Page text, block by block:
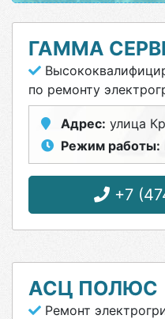
ГАММА
по ремонту
Адрес: улица
Режим работы:
+7
АСЦ ПОЛЮС
Ремонт